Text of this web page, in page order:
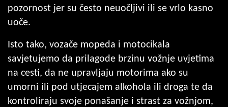
pozornost jer su često neuočljivi ili se vrlo kasno
uoče.
Isto tako, vozače mopeda i motocikala
savjetujemo da prilagode brzinu vožnje uvjetima
na cesti, da ne upravljaju motorima ako su
umorni ili pod utjecajem alkohola ili droga te da
kontroliraju svoje ponašanje i strast za vožnjom,